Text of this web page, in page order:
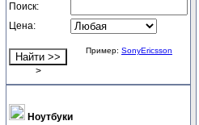
Поиск:
Цена:
>
Пример: SonyEricsson
Ноутбуки